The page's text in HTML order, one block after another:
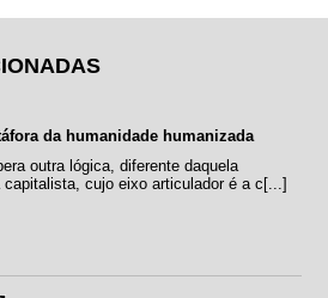
da humanidade humanizada
outra lógica, diferente daquela
cujo eixo articulador é a c[...]